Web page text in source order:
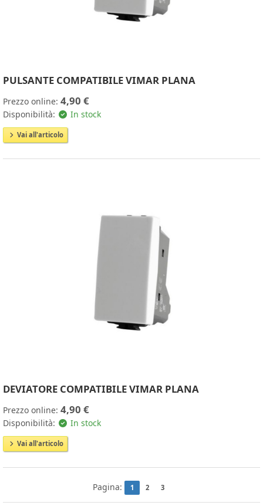
PULSANTE COMPATIBILE VIMAR PLANA
Prezzo online: 4,90 €
Disponibilità: In stock
Vai all'articolo
DEVIATORE COMPATIBILE VIMAR PLANA
Prezzo online: 4,90 €
Disponibilità: In stock
Vai all'articolo
Pagina: 1 2 3